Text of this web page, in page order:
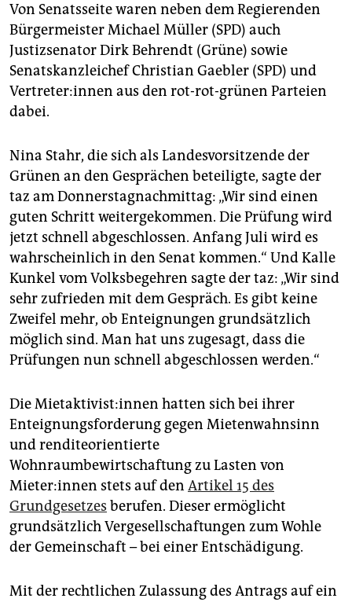
Von Senatsseite waren neben dem Regierenden
Bürgermeister Michael Müller (SPD) auch
Justizsenator Dirk Behrendt (Grüne) sowie
Senatskanzleichef Christian Gaebler (SPD) und
Vertreter:innen aus den rot-rot-grünen Parteien
dabei.
Nina Stahr, die sich als Landesvorsitzende der
Grünen an den Gesprächen beteiligte, sagte der
taz am Donnerstagnachmittag: „Wir sind einen
guten Schritt weitergekommen. Die Prüfung wird
jetzt schnell abgeschlossen. Anfang Juli wird es
wahrscheinlich in den Senat kommen.“ Und Kalle
Kunkel vom Volksbegehren sagte der taz: „Wir sind
sehr zufrieden mit dem Gespräch. Es gibt keine
Zweifel mehr, ob Enteignungen grundsätzlich
möglich sind. Man hat uns zugesagt, dass die
Prüfungen nun schnell abgeschlossen werden.“
Die Mietaktivist:innen hatten sich bei ihrer
Enteignungsforderung gegen Mietenwahnsinn
und renditeorientierte
Wohnraumbewirtschaftung zu Lasten von
Mieter:innen stets auf den Artikel 15 des
Grundgesetzes berufen. Dieser ermöglicht
grundsätzlich Vergesellschaftungen zum Wohle
der Gemeinschaft – bei einer Entschädigung.
Mit der rechtlichen Zulassung des Antrags auf ein